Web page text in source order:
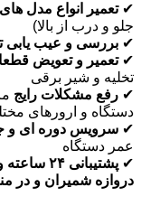
✔تعمیر انواع مدل
جلو و درب از بالا)
✔ بررسی و عیب
✔تعمیر و تعویض
تخلیه و شیر برقی
✔ رفع مشکلات رایج
دستگاه و ارورهای
✔ سرویس دوره ای و
عمر دستگاه
✔
دروازه شمیران و در